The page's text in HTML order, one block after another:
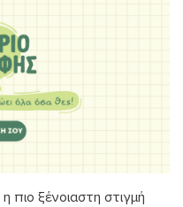
πιο ξένοιαστη στιγμή